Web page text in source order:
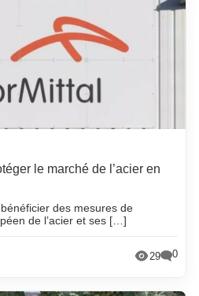
le marché de l’acier en
des mesures de
de l’acier et ses […]
29 0